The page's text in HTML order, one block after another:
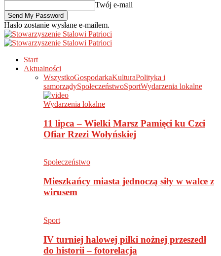
Twój e-mail
Hasło zostanie wysłane e-mailem.
Start
Aktualności
WszystkoGospodarkaKulturaPolityka i
samorządySpołeczeństwoSportWydarzenia lokalne
Wydarzenia lokalne
11 lipca – Wielki Marsz Pamięci ku Czci
Ofiar Rzezi Wołyńskiej
Społeczeństwo
Mieszkańcy miasta jednoczą siły w walce z
wirusem
Sport
IV turniej halowej piłki nożnej przeszedł
do historii – fotorelacja